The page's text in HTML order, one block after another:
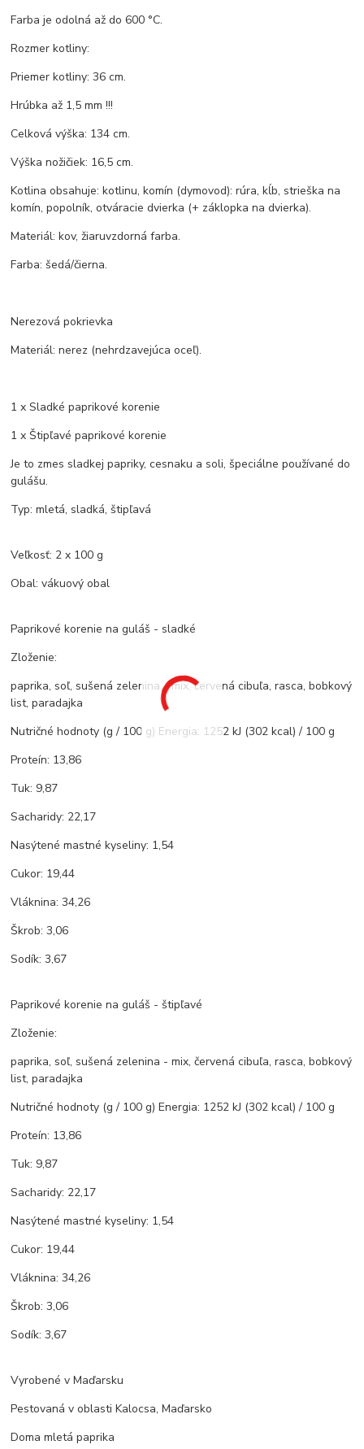
Farba je odolná až do 600 °C.
Rozmer kotliny:
Priemer kotliny: 36 cm.
Hrúbka až 1,5 mm !!!
Celková výška: 134 cm.
Výška nožičiek: 16,5 cm.
Kotlina obsahuje: kotlinu, komín (dymovod): rúra, kĺb, strieška na
komín, popolník, otváracie dvierka (+ záklopka na dvierka).
Materiál: kov, žiaruvzdorná farba.
Farba: šedá/čierna.
Nerezová pokrievka
Materiál: nerez (nehrdzavejúca oceľ).
1 x Sladké paprikové korenie
1 x Štipľavé paprikové korenie
Je to zmes sladkej papriky, cesnaku a soli, špeciálne používané do
gulášu.
Typ: mletá, sladká, štipľavá
Veľkosť: 2 x 100 g
Obal: vákuový obal
Paprikové korenie na guláš - sladké
Zloženie:
paprika, soľ, sušená zelenina - mix, červená cibuľa, rasca, bobkový
list, paradajka
Nutričné ​​hodnoty (g / 100 g) Energia: 1252 kJ (302 kcal) / 100 g
Proteín: 13,86
Tuk: 9,87
Sacharidy: 22,17
Nasýtené mastné kyseliny: 1,54
Cukor: 19,44
Vláknina: 34,26
Škrob: 3,06
Sodík: 3,67
Paprikové korenie na guláš - štipľavé
Zloženie:
paprika, soľ, sušená zelenina - mix, červená cibuľa, rasca, bobkový
list, paradajka
Nutričné ​​hodnoty (g / 100 g) Energia: 1252 kJ (302 kcal) / 100 g
Proteín: 13,86
Tuk: 9,87
Sacharidy: 22,17
Nasýtené mastné kyseliny: 1,54
Cukor: 19,44
Vláknina: 34,26
Škrob: 3,06
Sodík: 3,67
Vyrobené v Maďarsku
Pestovaná v oblasti Kalocsa, Maďarsko
Doma mletá paprika